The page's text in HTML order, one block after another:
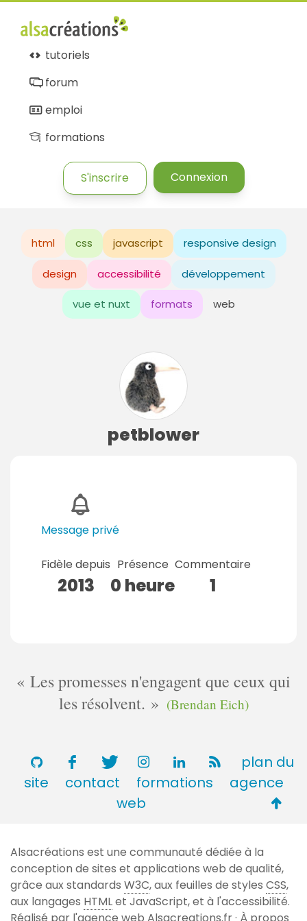
tutoriels
forum
emploi
formations
S'inscrire Connexion
html css javascript responsive design
design accessibilité développement
vue et nuxt formats web
petblower
Message privé
Fidèle depuis
2013
Présence
0 heure
Commentaire
1
Les promesses n'engagent que ceux qui
les résolvent.
(Brendan Eich)
plan du
site
contact formations
agence
web
de
page
Alsacréations est une communauté dédiée à la
conception de sites et applications web de qualité,
grâce aux standards W3C, aux feuilles de styles CSS,
aux langages HTMLet JavaScript, et à l'accessibilité.